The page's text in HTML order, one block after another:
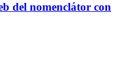
del nomenclátor con